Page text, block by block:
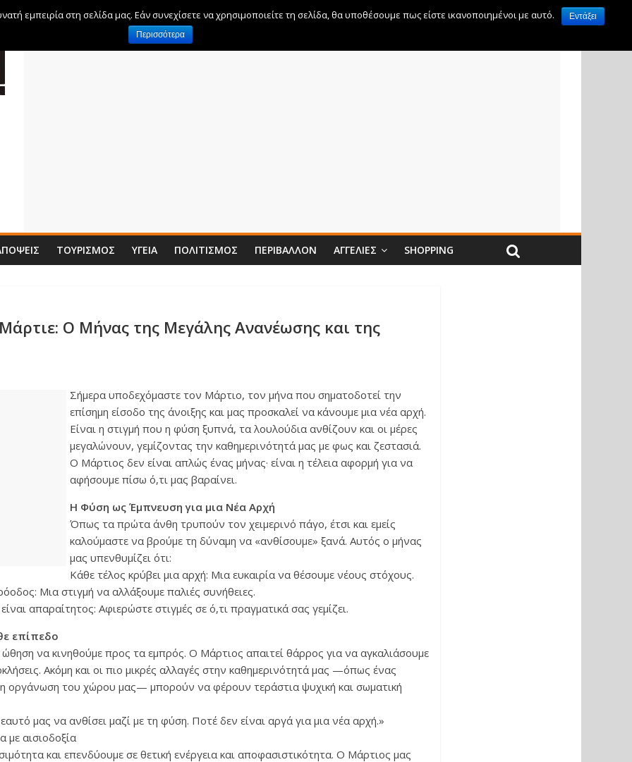
ΤΟΥΡΙΣΜΌΣ ΥΓΕΊΑ ΠΟΛΙΤΙΣΜΌΣ ΠΕΡΙΒΆΛΛΟΝ ΑΓΓΕΛΊΕΣ SHOPPING
Ο Μήνας της Μεγάλης Ανανέωσης και της
Σήμερα υποδεχόμαστε τον Μάρτιο, τον μήνα που σηματοδοτεί την
επίσημη είσοδο της άνοιξης και μας προσκαλεί να κάνουμε μια νέα αρχή.
Είναι η στιγμή που η φύση ξυπνά, τα λουλούδια ανθίζουν και οι μέρες
μεγαλώνουν, γεμίζοντας την καθημερινότητά μας με φως και ζεστασιά.
Ο Μάρτιος δεν είναι απλώς ένας μήνας· είναι η τέλεια αφορμή για να
αφήσουμε πίσω ό,τι μας βαραίνει.
Η Φύση ως Έμπνευση για μια Νέα Αρχή
Όπως τα πρώτα άνθη τρυπούν τον χειμερινό πάγο, έτσι και εμείς
καλούμαστε να βρούμε τη δύναμη να «ανθίσουμε» ξανά. Αυτός ο μήνας
μας υπενθυμίζει ότι:
Κάθε τέλος κρύβει μια αρχή: Μια ευκαιρία να θέσουμε νέους στόχους.
Μια στιγμή να αλλάξουμε παλιές συνήθειες.
απαραίτητος: Αφιερώστε στιγμές σε ό,τι πραγματικά σας γεμίζει.
επίπεδο
ώθηση να κινηθούμε προς τα εμπρός. Ο Μάρτιος απαιτεί θάρρος για να αγκαλιάσουμε
Ακόμη και οι πιο μικρές αλλαγές στην καθημερινότητά μας —όπως ένας
οργάνωση του χώρου μας— μπορούν να φέρουν τεράστια ψυχική και σωματική
μας να ανθίσει μαζί με τη φύση. Ποτέ δεν είναι αργά για μια νέα αρχή.»
με αισιοδοξία
και επενδύουμε σε θετική ενέργεια και αποφασιστικότητα. Ο Μάρτιος μας
εμπειρία στη σελίδα μας. Εάν συνεχίσετε να χρησιμοποιείτε τη σελίδα, θα υποθέσουμε πως είστε ικανοποιημένοι με αυτό.
Εντάξει
Περισσότερα